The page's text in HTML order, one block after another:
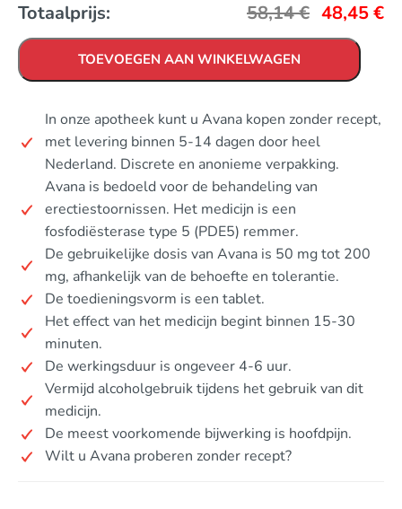
Totaalprijs: 58,14€ 48,45€
TOEVOEGEN AAN WINKELWAGEN
In onze apotheek kunt u Avana kopen zonder recept,
met levering binnen 5-14 dagen door heel
Nederland. Discrete en anonieme verpakking.
Avana is bedoeld voor de behandeling van
erectiestoornissen. Het medicijn is een
fosfodiësterase type 5 (PDE5) remmer.
De gebruikelijke dosis van Avana is 50 mg tot 200
mg, afhankelijk van de behoefte en tolerantie.
De toedieningsvorm is een tablet.
Het effect van het medicijn begint binnen 15-30
minuten.
De werkingsduur is ongeveer 4-6 uur.
Vermijd alcoholgebruik tijdens het gebruik van dit
medicijn.
De meest voorkomende bijwerking is hoofdpijn.
Wilt u Avana proberen zonder recept?